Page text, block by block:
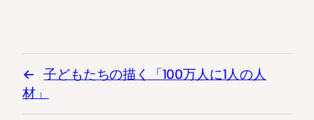
子どもたちの描く「100万人に1人の人
材」